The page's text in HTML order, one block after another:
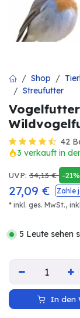
Shop
Streufutter
42
3 verkauft in
UVP: 34,13€ -21%
27,09 € Zahle
* inkl. ges. MwSt.,
5 Leute sehen
In den